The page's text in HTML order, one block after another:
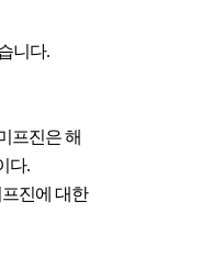
니다.
프진은 해
다.
진에 대한